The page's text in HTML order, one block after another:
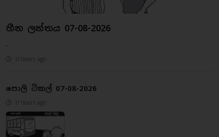
හීන ලන්තය 07-08-2026
..
17 hours ago
පොලි ටිකල් 07-08-2026
17 hours ago